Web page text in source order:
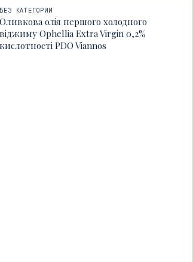
БЕЗ КАТЕГОРИИ
Оливкова олія першого холодного
віджиму Ophellia Extra Virgin 0,2%
кислотності PDO Viannos